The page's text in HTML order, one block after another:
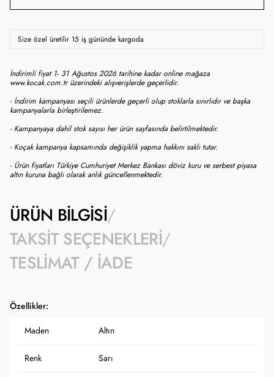
Size özel üretilir 15 iş gününde kargoda
İndirimli fiyat 1- 31 Ağustos 2026 tarihine kadar online mağaza
www.kocak.com.tr üzerindeki alışverişlerde geçerlidir.
- İndirim kampanyası seçili ürünlerde geçerli olup stoklarla sınırlıdır ve başka
kampanyalarla birleştirilemez.
- Kampanyaya dahil stok sayısı her ürün sayfasında belirtilmektedir.
- Koçak kampanya kapsamında değişiklik yapma hakkını saklı tutar.
- Ürün fiyatları Türkiye Cumhuriyet Merkez Bankası döviz kuru ve serbest piyasa
altın kuruna bağlı olarak anlık güncellenmektedir.
ÜRÜN BILGISI
TAKSIT SEÇENEKLERI
TESLIMAT / İADE
Özellikler:
Maden Altın
Renk Sarı